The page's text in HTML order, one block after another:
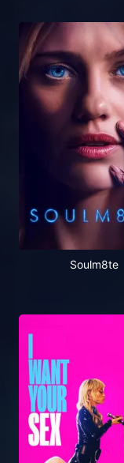
Soulm8te